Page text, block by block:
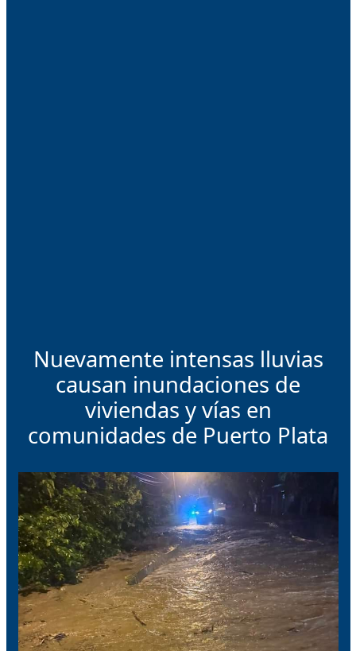
Nuevamente intensas lluvias
causan inundaciones de
viviendas y vías en
comunidades de Puerto Plata